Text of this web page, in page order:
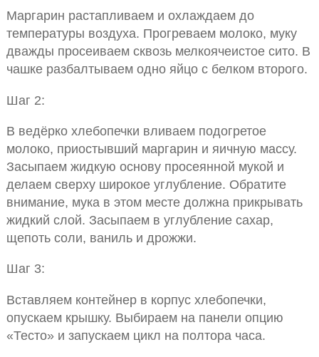
Маргарин растапливаем и охлаждаем до
температуры воздуха. Прогреваем молоко, муку
дважды просеиваем сквозь мелкоячеистое сито. В
чашке разбалтываем одно яйцо с белком второго.
Шаг 2:
В ведёрко хлебопечки вливаем подогретое
молоко, приостывший маргарин и яичную массу.
Засыпаем жидкую основу просеянной мукой и
делаем сверху широкое углубление. Обратите
внимание, мука в этом месте должна прикрывать
жидкий слой. Засыпаем в углубление сахар,
щепоть соли, ваниль и дрожжи.
Шаг 3:
Вставляем контейнер в корпус хлебопечки,
опускаем крышку. Выбираем на панели опцию
«Тесто» и запускаем цикл на полтора часа.